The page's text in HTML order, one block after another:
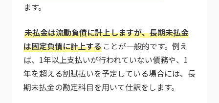
ます。
未払金は流動負債に計上しますが、長期未払金
は固定負債に計上する ことが一般的です。例え
ば、1年以上支払いが行われていない債務や、1
年を超える割賦払いを予定している場合には、長
期未払金の勘定科目を用いて仕訳をします。